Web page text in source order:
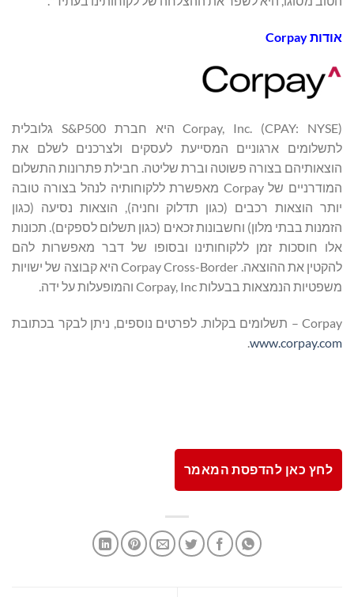
אודותCorpay
Corpay, Inc. (CPAY: NYSE) היא חברת S&P500 גלובלית
לתשלומים ארגוניים המסייעת לעסקים ולצרכנים לשלם את
הוצאותיהם בצורה פשוטה וברת שליטה. חבילת פתרונות התשלום
המודרניים של Corpay מאפשרת ללקוחותיה לנהל בצורה טובה
יותר הוצאות רכבים (כגון תדלוק וחניה), הוצאות נסיעה (כגון
הזמנות בבתי מלון) וחשבונות זכאים (כגון תשלום לספקים). תכונות
אלו חוסכות זמן ללקוחותינו ובסופו של דבר מאפשרות להם
להקטין את ההוצאה. Corpay Cross-Border היא קבוצה של ישויות
משפטיות הנמצאות בבעלות Corpay, Inc והמופעלות על ידה.
Corpay – תשלומים בקלות. לפרטים נוספים, ניתן לבקר בכתובת
www.corpay.com
לחץ כאן להדפסת המאמר